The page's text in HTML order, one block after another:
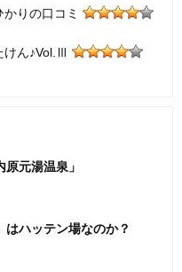
りの口コミ
けん♪Vol.Ⅲ
元湯温泉」
ハッテン場なのか？